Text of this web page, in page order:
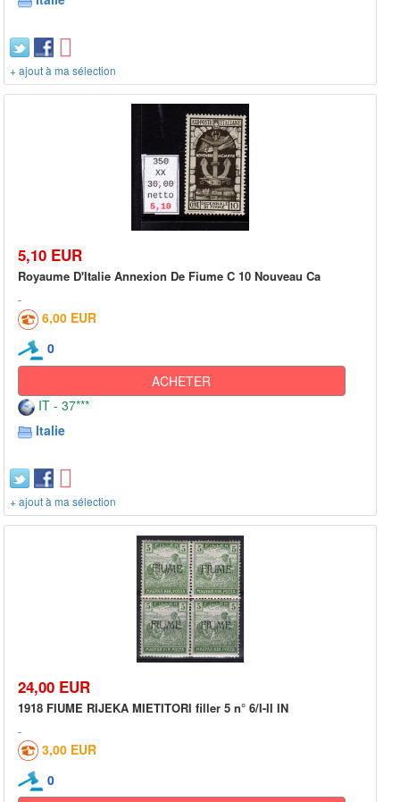
+ ajout à ma sélection
5,10 EUR
Royaume D'Italie Annexion De Fiume C 10 Nouveau Ca
6,00 EUR
0
ACHETER
IT - 37***
Italie
+ ajout à ma sélection
24,00 EUR
1918 FIUME RIJEKA MIETITORI filler 5 n° 6/I-II IN
3,00 EUR
0